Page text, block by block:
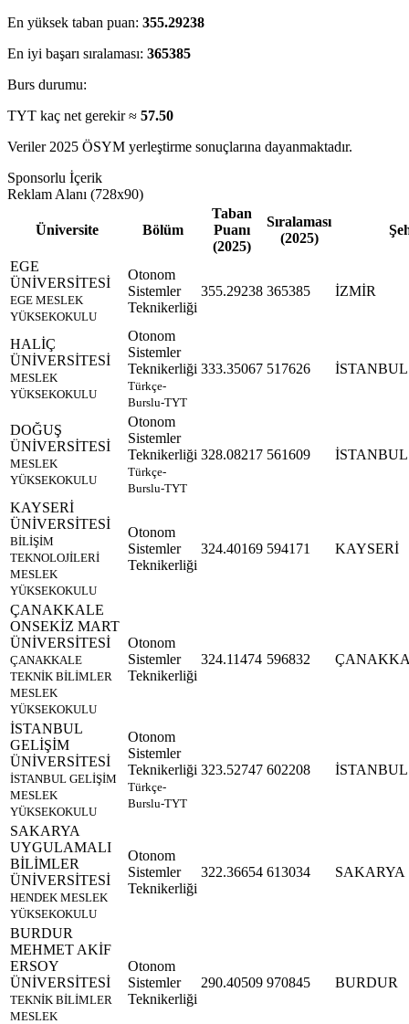
En yüksek taban puan: 355.29238
En iyi başarı sıralaması: 365385
Burs durumu:
TYT kaç net gerekir ≈ 57.50
Veriler 2025 ÖSYM yerleştirme sonuçlarına dayanmaktadır.
Sponsorlu İçerik
Reklam Alanı (728x90)
Üniversite Bölüm
Taban
Puanı
(2025)
Sıralaması
(2025)
EGE
ÜNİVERSİTESİ
EGE MESLEK
YÜKSEKOKULU
Otonom
Sistemler
Teknikerliği
355.29238 365385 İZMİR
HALİÇ
ÜNİVERSİTESİ
MESLEK
YÜKSEKOKULU
Otonom
Sistemler
Teknikerliği
Türkçe-
Burslu-TYT
333.35067 517626 İSTANBUL
DOĞUŞ
ÜNİVERSİTESİ
MESLEK
YÜKSEKOKULU
Otonom
Sistemler
Teknikerliği
Türkçe-
Burslu-TYT
328.08217 561609 İSTANBUL
KAYSERİ
ÜNİVERSİTESİ
BİLİŞİM
TEKNOLOJİLERİ
MESLEK
YÜKSEKOKULU
Otonom
Sistemler
Teknikerliği
324.40169 594171 KAYSERİ
ÇANAKKALE
ONSEKİZ MART
ÜNİVERSİTESİ
ÇANAKKALE
TEKNİK BİLİMLER
MESLEK
YÜKSEKOKULU
Otonom
Sistemler
Teknikerliği
324.11474 596832
İSTANBUL
GELİŞİM
ÜNİVERSİTESİ
İSTANBUL GELİŞİM
MESLEK
YÜKSEKOKULU
Otonom
Sistemler
Teknikerliği
Türkçe-
Burslu-TYT
323.52747 602208 İSTANBUL
SAKARYA
UYGULAMALI
BİLİMLER
ÜNİVERSİTESİ
HENDEK MESLEK
YÜKSEKOKULU
Otonom
Sistemler
Teknikerliği
322.36654 613034 SAKARYA
BURDUR
MEHMET AKİF
ERSOY
ÜNİVERSİTESİ
TEKNİK BİLİMLER
MESLEK
Otonom
Sistemler
Teknikerliği
290.40509 970845 BURDUR